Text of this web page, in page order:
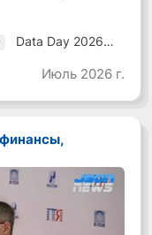
Data Day 2026
Как сохранять
уверенный курс
среде»
Июль 2026 г.